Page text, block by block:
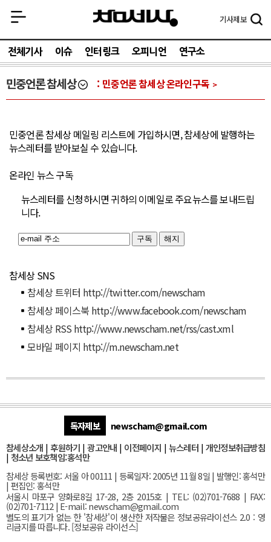
기사제보
전체기사 이슈 인터링크 오피니언 연구소
민중언론 참세상 민중언론 참세상 온라인구독
민중언론 참세상 메일링 리스트에 가입하시면, 참세상에 발행하는
뉴스레터를 받아보실 수 있습니다.
온라인 뉴스 구독
뉴스레터를 신청하시면 귀하의 이메일로 주요뉴스를 보내드립
니다.
참세상 SNS
참세상 트위터 http://twitter.com/newscham
참세상 페이스북 http://www.facebook.com/newscham
참세상 RSS http://www.newscham.net/rss/cast.xml
모바일 페이지 http://m.newscham.net
독자제보
newscham@gmail.com
참세상소개 | 후원하기 |광고안내 | 이전페이지 | 뉴스레터| 개인정보취급방침
| 청소년 보호책임:홍석만
참세상 등록번호: 서울 아 00111 | 등록일자: 2005년 11월 8일 | 발행인: 홍석만
| 편집인: 홍석만
서울시 마포구 양화로8길 17-28, 2층 2015호| TEL: (02)701-7688 | FAX:
(02)701-7112 | E-mail:newscham@gmail.com
별도의 표기가 없는 한 '참세상'이 생산한 저작물은 정보공유라이선스 2.0 : 영
리금지를 따릅니다. [정보공유 라이선스]